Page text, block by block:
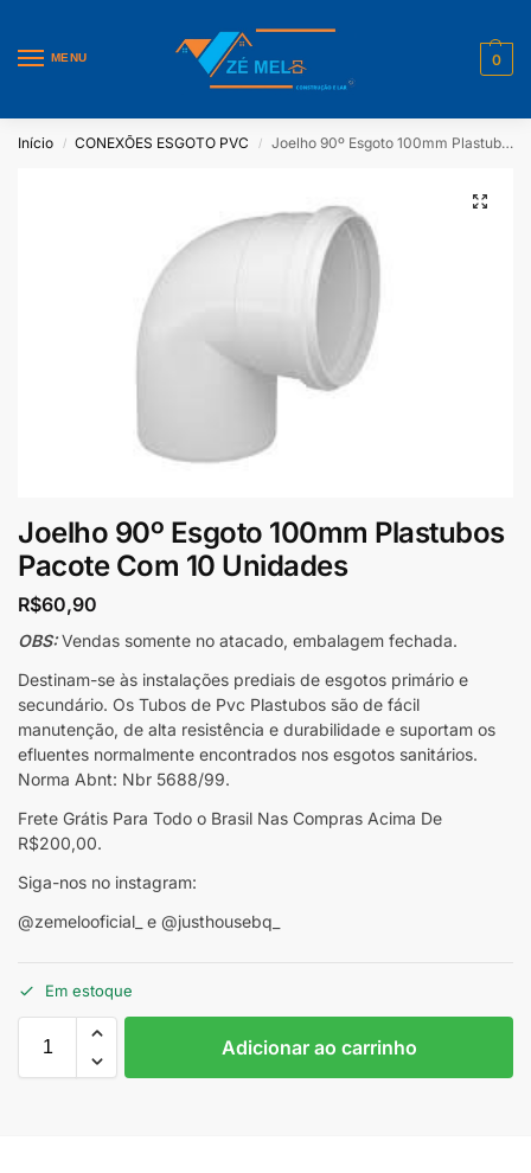
MENU 0
Início / CONEXÕES ESGOTO PVC / Joelho 90º Esgoto 100mm Plastubos Pacote Com 10 Unidades
Joelho 90º Esgoto 100mm Plastubos
Pacote Com 10 Unidades
R$60,90
OBS:Vendas somente no atacado, embalagem fechada.
Destinam-se às instalações prediais de esgotos primário e
secundário. Os Tubos de Pvc Plastubos são de fácil
manutenção, de alta resistência e durabilidade e suportam os
efluentes normalmente encontrados nos esgotos sanitários.
Norma Abnt: Nbr 5688/99.
Frete Grátis Para Todo o Brasil Nas Compras Acima De
R$200,00.
Siga-nos no instagram:
@zemelooficial_ e @justhousebq_
Em estoque
Adicionar ao carrinho